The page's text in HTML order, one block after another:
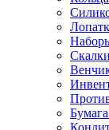
Скалки